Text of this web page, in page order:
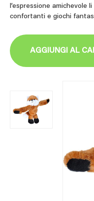
l’espressione amichevole
confortanti e giochi
AGGIUNGI AL